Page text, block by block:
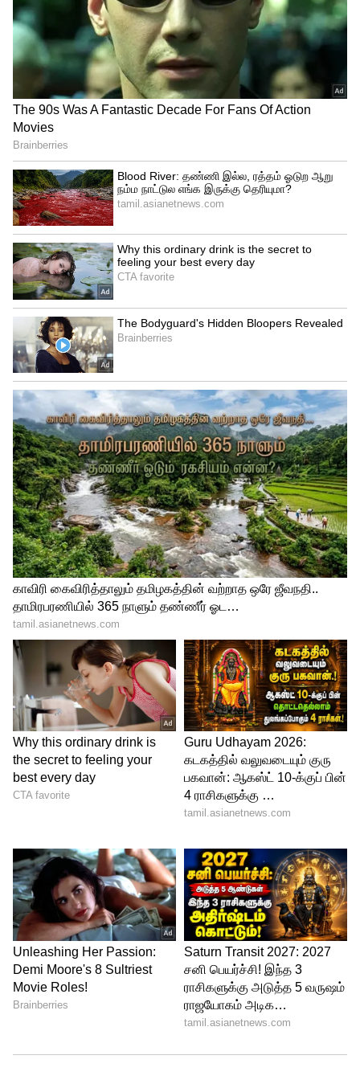
குளியலறைக்கு அருகில் பணத்தை
வைத்துவிடாதீர்கள்
அதேபோல, குளியலறைக்கு அருகில்
தப்பித்தவறி கூட பணத்தை
வைத்துவிடாதீர்கள். குளியலறையில்
இருந்து நெகட்டிவ் எனர்ஜி அதிகமாக
வெளியே வரும். அதனால், அதன் அருகில்
பணத்தை வைத்தால், வறுமை உங்களைத்
தேடி வரும்.
4
6
Image Credit :Freepik
சுத்தமான இடத்தில் வையுங்கள்
நீங்கள் பணத்தை வைக்கும்போது,
எப்போதும் சுத்தமான இடத்தில் வையுங்கள்.
அழுக்கு நிறைந்த இடத்தில் ஒருபோதும்
பணத்தை வைக்காதீர்கள். பணம் என்பது
லட்சுமி தேவியின் அம்சம். அழுக்கு
இருக்கும் இடத்தில் லட்சுமி தேவி
5
6
பணம் வைக்கும் இடத்தில் துடைப்பம்